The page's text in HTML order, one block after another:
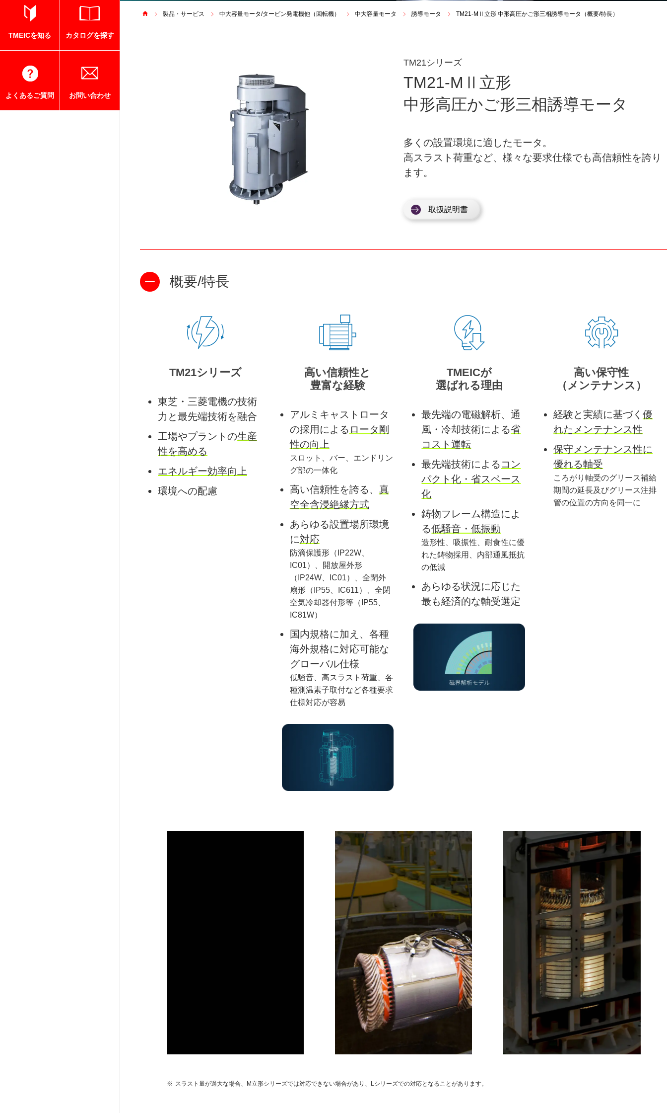
TMEICを知る カタログを探す
よくあるご質問 お問い合わせ
製品・サービス 中大容量モータ/タービン発電機他（回転機） 中大容量モータ 誘導モータ TM21-MⅡ立形 中形高圧かご形三相誘導モータ（概要/特長）
TM21シリーズ
TM21-MⅡ立形
中形高圧かご形三相誘導モータ
多くの設置環境に適したモータ。
高スラスト荷重など、様々な要求仕様でも高信頼性を誇り
ます。
取扱説明書
概要/特長
TM21シリーズ
東芝・三菱電機の技術
力 と最先端技術を融合
工場やプラントの生産
性を高める
エネルギー効率向上
環境への配慮
高い信頼性と
豊富な経験
アルミキャストロータ
の採用による ロータ剛
性の向上
スロット、バー、エンドリン
グ部の一体化
高い信頼性を誇る、 真
空全含浸絶縁方式
あらゆる設置場所環境
に対応
防滴保護形（IP22W、
IC01）、
開放屋外形
（IP24W、IC01）、 全閉外
扇形（IP55、IC611）、 全閉
空気冷却器付形等（IP55、
IC81W）
国内規格に加え、各種
海外規格に対応可能な
グローバル仕様
低騒音、高スラスト荷重、各
種測温素子取付など各種要求
仕様対応が容易
TMEICが
選ばれる理由
最先端の電磁解析、通
風・冷却技術による省
コスト運転
最先端技術による コン
パクト化・省スペース
化
鋳物フレーム構造によ
る低騒音・低振動
造形性、吸振性、耐食性に優
れた鋳物採用、 内部通風抵抗
の低減
あらゆる状況に応じた
最も経済的な軸受選定
高い保守性
（メンテナンス）
経験と実績に基づく優
れたメンテナンス性
保守メンテナンス性に
優れる軸受
ころがり軸受のグリース補給
期間の延長及びグリース注排
管の位置の方向を同一に
※ スラスト量が過大な場合、M立形シリーズでは対応できない場合があり、Lシリーズでの対応となることがあります。